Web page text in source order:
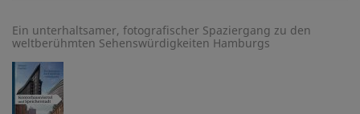
Ein unterhaltsamer, fotografischer Spaziergang zu den
weltberühmten Sehenswürdigkeiten Hamburgs